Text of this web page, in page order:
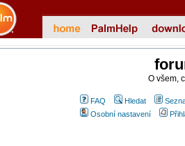
O všem,
FAQ Hledat
Osobní nastavení